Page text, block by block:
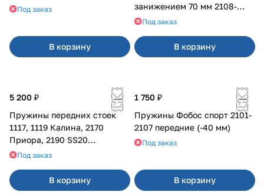
Под заказ
В корзину
занижением 70 мм 2108-
21099, 2113-2115
Под заказ
В корзину
5 200 ₽
Пружины передних стоек
1117, 1119 Калина, 2170
Приора, 2190 SS20
заниженные -30,-50мм (2шт)
Под заказ
В корзину
1 750 ₽
Пружины Фобос спорт 2101-
2107 передние (-40 мм)
Под заказ
В корзину